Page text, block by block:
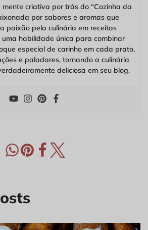
mente criativa por trás do “Cozinha da
por sabores e aromas que
paixão pela culinária em receitas
uma habilidade única para combinar
especial de carinho em cada prato,
e paladares, tornando a culinária
deliciosa em seu blog.